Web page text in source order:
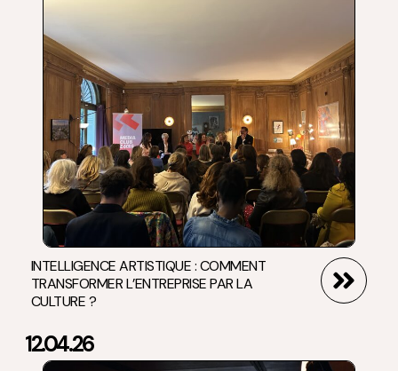
INTELLIGENCE ARTISTIQUE : COMMENT
TRANSFORMER L’ENTREPRISE PAR LA
CULTURE ?
12.04.26